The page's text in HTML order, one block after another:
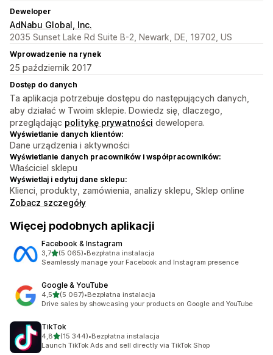
Deweloper
AdNabu Global, Inc.
2035 Sunset Lake Rd Suite B-2, Newark, DE, 19702, US
Wprowadzenie na rynek
25 październik 2017
Dostęp do danych
Ta aplikacja potrzebuje dostępu do następujących danych,
aby działać w Twoim sklepie. Dowiedz się, dlaczego,
przeglądając politykę prywatności dewelopera.
Wyświetlanie danych klientów:
Dane urządzenia i aktywności
Wyświetlanie danych pracowników i współpracowników:
Właściciel sklepu
Wyświetlaj i edytuj dane sklepu:
Klienci, produkty, zamówienia, analizy sklepu, Sklep online
Zobacz szczegóły
Więcej podobnych aplikacji
Facebook & Instagram
3,7na 5 gwiazdek
(5 065)
Łączna liczba recenzji: 5065
•Bezpłatna instalacja
Seamlessly manage your Facebook and Instagram presence
Google & YouTube
4,5na 5 gwiazdek
(5 067)
Łączna liczba recenzji: 5067
•Bezpłatna instalacja
Drive sales by showcasing your products on Google and YouTube
TikTok
4,8na 5 gwiazdek
(15 344)
Łączna liczba recenzji: 15344
•Bezpłatna instalacja
Launch TikTok Ads and sell directly via TikTok Shop